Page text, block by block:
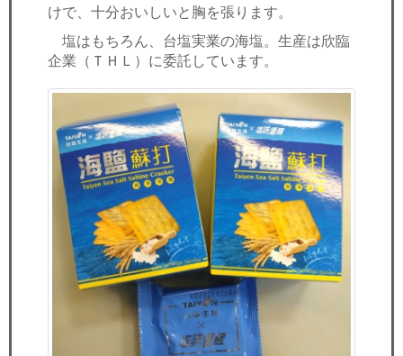
けで、十分おいしいと胸を張ります。
塩はもちろん、台塩実業の海塩。生産は欣臨
企業（ＴＨＬ）に委託しています。